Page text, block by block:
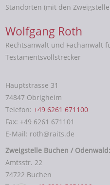
Standorten (mit den
Wolfgang Roth
Rechtsanwalt und Fachanwalt
Testamentsvollstrecker
Hauptstrasse 31
74847 Obrigheim
Telefon:+49 6261 671100
Fax: +49 6261 671101
E-Mail: roth@raits.de
Zweigstelle Buchen / Odenwald:
Amtsstr. 22
74722 Buchen